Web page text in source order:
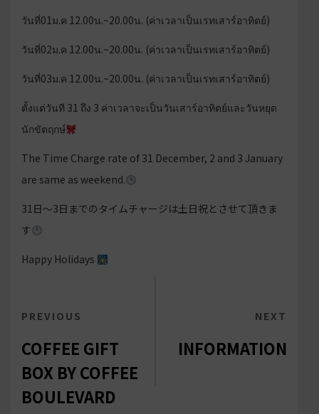
วันที่01ม.ค 12.00น.~20.00น. (ค่าเวลาเป็นเรทเสาร์อาทิตย์)
วันที่02ม.ค 12.00น.~20.00น. (ค่าเวลาเป็นเรทเสาร์อาทิตย์)
วันที่03ม.ค 12.00น.~20.00น. (ค่าเวลาเป็นเรทเสาร์อาทิตย์)
ตั้งแต่วันที 31 ถึง 3 ค่าเวลาจะเป็นวันเสาร์อาทิตย์และวันหยุด
นักขัตฤกษ์
The Time Charge rate of 31 December, 2 and 3 January
are same as weekend.
31日〜3日までのタイムチャージは土日祝とさせて頂きま
す
Happy Holidays
ナ
ビ
ゲ
PREVIOUS
PREVIOUS
COFFEE GIFT
BOX BY COFFEE
BOULEVARD
NEXT
INFORMATION